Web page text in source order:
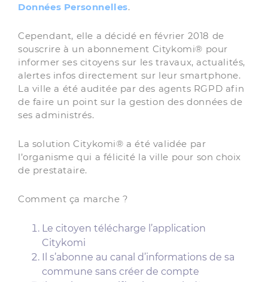
Données Personnelles.
Cependant, elle a décidé en février 2018 de
souscrire à un abonnement Citykomi® pour
informer ses citoyens sur les travaux, actualités,
alertes infos directement sur leur smartphone.
La ville a été auditée par des agents RGPD afin
de faire un point sur la gestion des données de
ses administrés.
La solution Citykomi® a été validée par
l’organisme qui a félicité la ville pour son choix
de prestataire.
Comment ça marche ?
Le citoyen télécharge l’application
Citykomi
Il s’abonne au canal d’informations de sa
commune sans créer de compte